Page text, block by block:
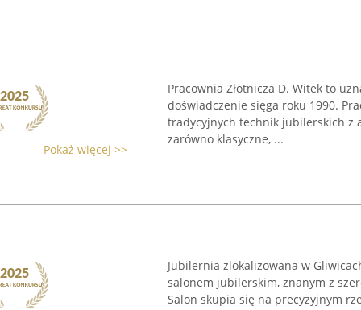
Pokaż więcej >>
Pracownia Złotnicza D. Witek to
doświadczenie sięga roku 1990.
tradycyjnych technik jubilerskich z
zarówno klasyczne, ...
Jubilernia zlokalizowana w
salonem jubilerskim, znanym z
Salon skupia się na precyzyjnym